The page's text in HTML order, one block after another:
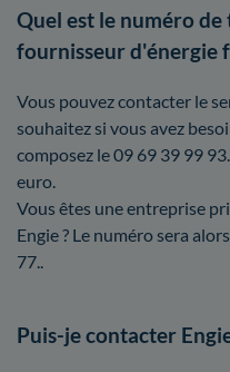
Quel est le numéro
fournisseur d'énergie
Vous pouvez contacter le
souhaitez si vous avez
composez le 09 69 39 99
euro.
Vous êtes une entreprise
Engie ? Le numéro sera
77..
Puis-je contacter